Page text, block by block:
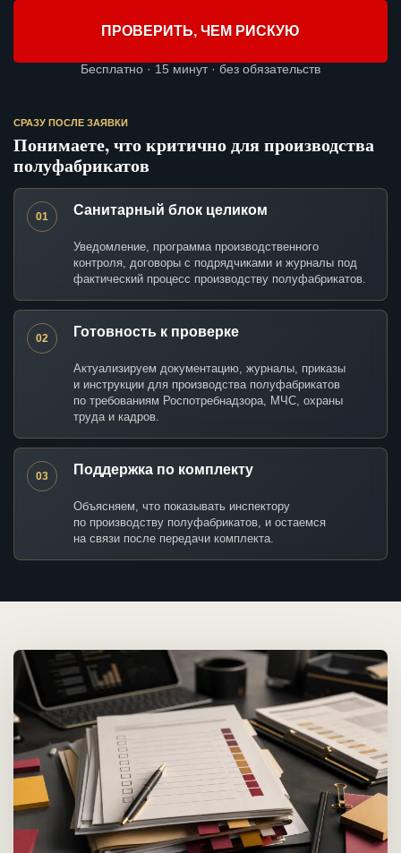
ПРОВЕРИТЬ, ЧЕМ РИСКУЮ
Бесплатно · 15 минут · без обязательств
СРАЗУ ПОСЛЕ ЗАЯВКИ
Понимаете, что критично для производства
полуфабрикатов
01 Санитарный блок целиком
Уведомление, программа производственного
контроля, договоры с подрядчиками и журналы под
фактический процесс производству полуфабрикатов.
02 Готовность к проверке
Актуализируем документацию, журналы, приказы
и инструкции для производства полуфабрикатов
по требованиям Роспотребнадзора, МЧС, охраны
труда и кадров.
03 Поддержка по комплекту
Объясняем, что показывать инспектору
по производству полуфабрикатов, и остаемся
на связи после передачи комплекта.